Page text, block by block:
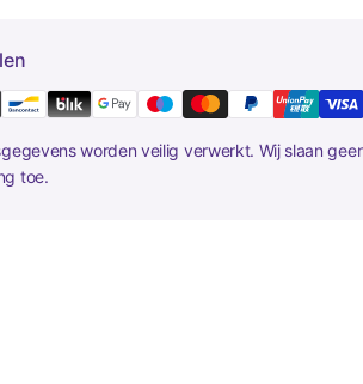
worden veilig verwerkt. Wij slaan
toe.